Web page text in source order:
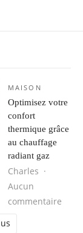
une
MAISON
Optimisez votre
confort
thermique grâce
au chauffage
radiant gaz
Charles
Aucun
commentaire